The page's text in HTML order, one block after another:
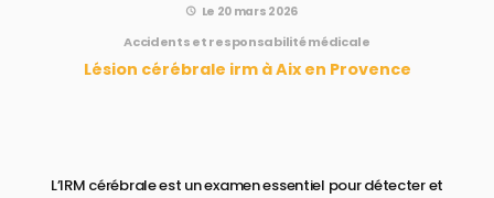
Le 20 mars 2026
Accidents et responsabilité médicale
Lésion cérébrale irm à Aix en Provence
L’IRM cérébrale est un examen essentiel pour détecter et